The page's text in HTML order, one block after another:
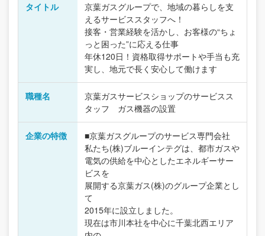
タイトル
京葉ガスグループで、地域の暮らしを支
えるサービススタッフへ！
接客・営業経験を活かし、お客様の“ちょ
っと困った”に応える仕事
年休120日！資格取得サポートや手当も充
実し、地元で長く安心して働けます
職種名
京葉ガスサービスショップのサービスス
タッフ ガス機器の設置
企業の特徴
■京葉ガスグループのサービス専門会社
私たち(株)ブルーインテグは、都市ガスや
電気の供給を中心としたエネルギーサー
ビスを
展開する京葉ガス(株)のグループ企業とし
て
2015年に設立しました。
現在は市川本社を中心に千葉北西エリア